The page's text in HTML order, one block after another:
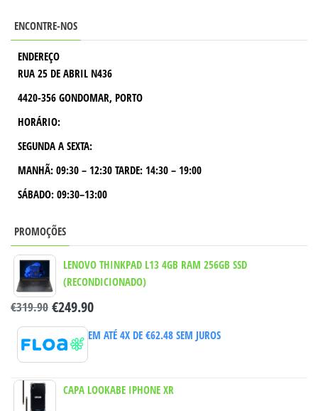
ENCONTRE-NOS
ENDEREÇO
RUA 25 DE ABRIL N436
4420-356 GONDOMAR, PORTO
HORÁRIO:
SEGUNDA A SEXTA:
MANHÃ: 09:30 – 12:30 TARDE: 14:30 – 19:00
SÁBADO: 09:30–13:00
PROMOÇÕES
LENOVO THINKPAD L13 4GB RAM 256GB SSD
(RECONDICIONADO)
€319.90 €249.90
EM ATÉ 4X DE €62.48SEM JUROS
CAPA LOOKABE IPHONE XR